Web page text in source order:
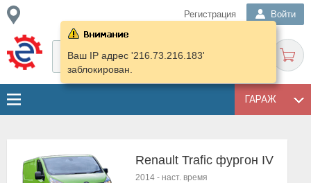
Регистрация Войти
ГАРАЖ
Ваш IP адрес '216.73.216.183'
заблокирован.
Renault Trafic фургон IV
2014 - наст. время